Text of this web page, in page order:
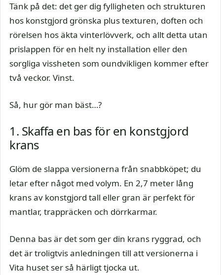
Tänk på det: det ger dig fylligheten och strukturen
hos konstgjord grönska plus texturen, doften och
rörelsen hos äkta vinterlövverk, och allt detta utan
prislappen för en helt ny installation eller den
sorgliga vissheten som oundvikligen kommer efter
två veckor. Vinst.
Så, hur gör man bäst…?
1. Skaffa en bas för en konstgjord
krans
Glöm de slappa versionerna från snabbköpet; du
letar efter något med volym. En 2,7 meter lång
krans av konstgjord tall eller gran är perfekt för
mantlar, trappräcken och dörrkarmar.
Denna bas är det som ger din krans ryggrad, och
det är troligtvis anledningen till att versionerna i
Vita huset ser så härligt tjocka ut.